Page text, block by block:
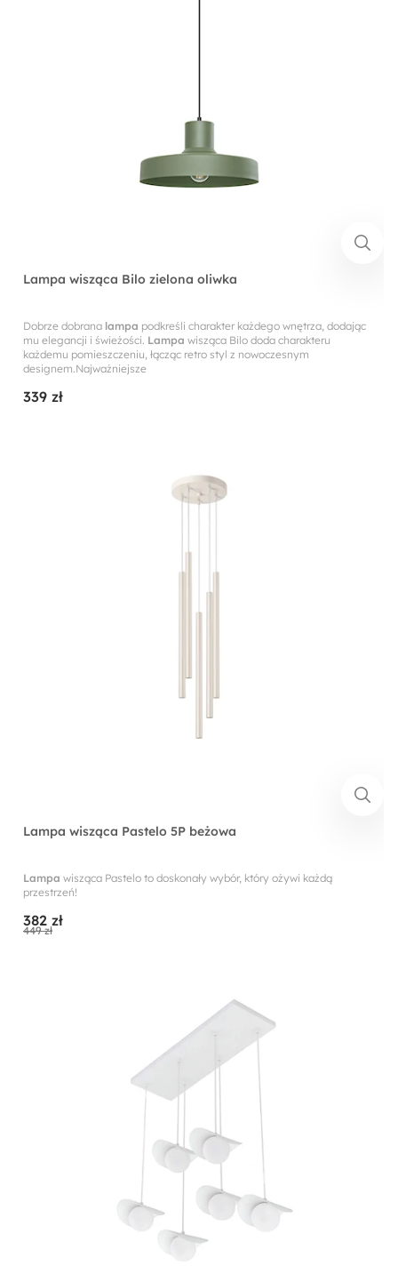
Lampa wisząca Bilo zielona oliwka
Dobrze dobrana lampa podkreśli charakter każdego wnętrza, dodając
mu elegancji i świeżości. Lampa wisząca Bilo doda charakteru
każdemu pomieszczeniu, łącząc retro styl z nowoczesnym
designem.Najważniejsze
339 zł
Lampa wisząca Pastelo 5P beżowa
Lampa wisząca Pastelo to doskonały wybór, który ożywi każdą
przestrzeń!
382 zł
449 zł